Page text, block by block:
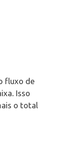
fluxo de
Isso
o total